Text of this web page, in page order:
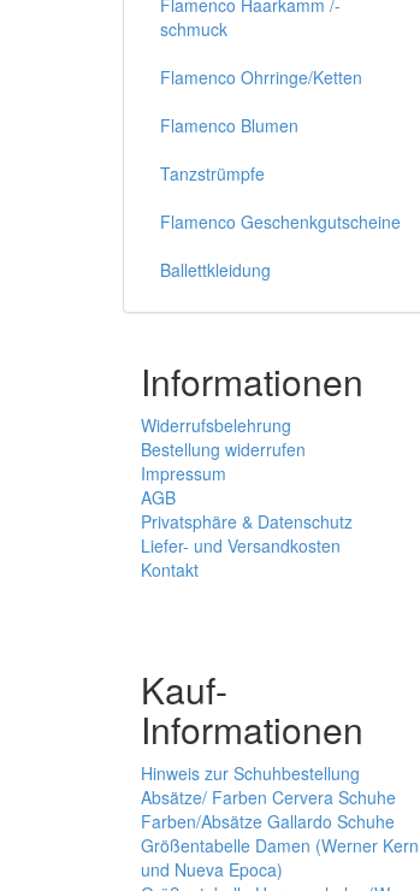
Flamenco Haarkamm /-
schmuck
Flamenco Ohrringe/Ketten
Flamenco Blumen
Tanzstrümpfe
Flamenco Geschenkgutscheine
Ballettkleidung
Informationen
Widerrufsbelehrung
Bestellung widerrufen
Impressum
AGB
Privatsphäre & Datenschutz
Liefer- und Versandkosten
Kontakt
Kauf-
Informationen
Hinweis zur Schuhbestellung
Absätze/ Farben Cervera Schuhe
Farben/Absätze Gallardo Schuhe
Größentabelle Damen (Werner Kern
und Nueva Epoca)